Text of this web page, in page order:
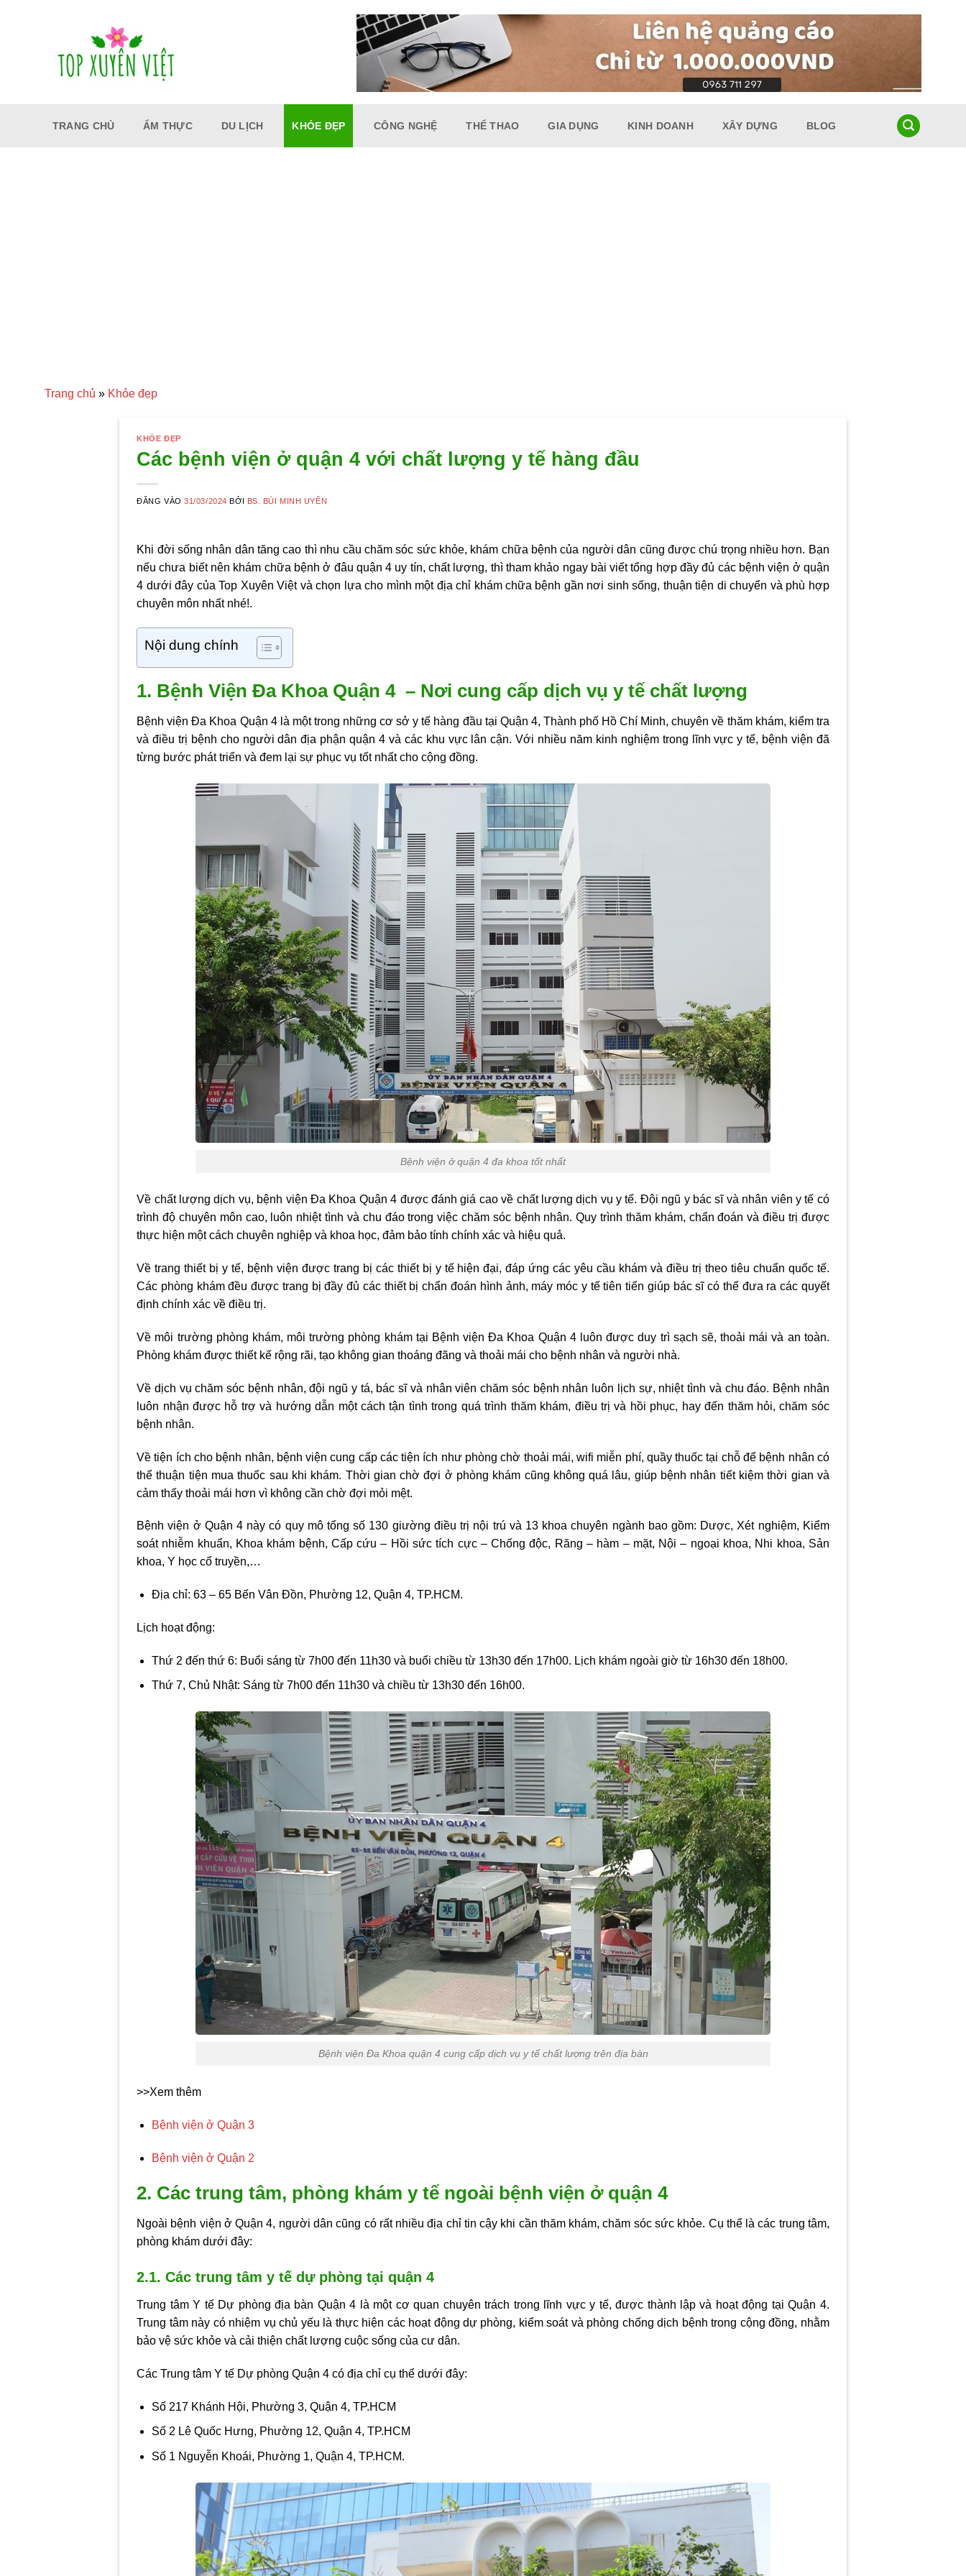
TRANG CHỦ ẨM THỰC DU LỊCH KHỎE ĐẸP CÔNG NGHỆ THỂ THAO GIA DỤNG KINH DOANH XÂY DỰNG BLOG
Trang chủ » Khỏe đẹp
KHỎE ĐẸP
Các bệnh viện ở quận 4 với chất lượng y tế hàng đầu
ĐĂNG VÀO31/03/2024 BỞI BS. BÙI MINH UYÊN
Khi đời sống nhân dân tăng cao thì nhu cầu chăm sóc sức khỏe, khám chữa bệnh của người dân cũng được chú trọng nhiều hơn. Bạn
nếu chưa biết nên khám chữa bệnh ở đâu quận 4 uy tín, chất lượng, thì tham khảo ngay bài viết tổng hợp đầy đủ các bệnh viện ở quận
4 dưới đây củaTop Xuyên Việt và chọn lựa cho mình một địa chỉ khám chữa bệnh gần nơi sinh sống, thuận tiện di chuyển và phù hợp
chuyên môn nhất nhé!.
Nội dung chính
1. Bệnh Viện Đa Khoa Quận 4 – Nơi cung cấp dịch vụ y tế chất lượng
Bệnh viện Đa Khoa Quận 4 là một trong những cơ sở y tế hàng đầu tại Quận 4, Thành phố Hồ Chí Minh, chuyên về thăm khám, kiểm tra
và điều trị bệnh cho người dân địa phận quận 4 và các khu vực lân cận. Với nhiều năm kinh nghiệm trong lĩnh vực y tế, bệnh viện đã
từng bước phát triển và đem lại sự phục vụ tốt nhất cho cộng đồng.
Bệnh viện ở quận 4 đa khoa tốt nhất
Về chất lượng dịch vụ, bệnh viện Đa Khoa Quận 4 được đánh giá cao về chất lượng dịch vụ y tế. Đội ngũ y bác sĩ và nhân viên y tế có
trình độ chuyên môn cao, luôn nhiệt tình và chu đáo trong việc chăm sóc bệnh nhân. Quy trình thăm khám, chẩn đoán và điều trị được
thực hiện một cách chuyên nghiệp và khoa học, đảm bảo tính chính xác và hiệu quả.
Về trang thiết bị y tế, bệnh viện được trang bị các thiết bị y tế hiện đại, đáp ứng các yêu cầu khám và điều trị theo tiêu chuẩn quốc tế.
Các phòng khám đều được trang bị đầy đủ các thiết bị chẩn đoán hình ảnh, máy móc y tế tiên tiến giúp bác sĩ có thể đưa ra các quyết
định chính xác về điều trị.
Về môi trường phòng khám, môi trường phòng khám tại Bệnh viện Đa Khoa Quận 4 luôn được duy trì sạch sẽ, thoải mái và an toàn.
Phòng khám được thiết kế rộng rãi, tạo không gian thoáng đãng và thoải mái cho bệnh nhân và người nhà.
Về dịch vụ chăm sóc bệnh nhân, đội ngũ y tá, bác sĩ và nhân viên chăm sóc bệnh nhân luôn lịch sự, nhiệt tình và chu đáo. Bệnh nhân
luôn nhận được hỗ trợ và hướng dẫn một cách tận tình trong quá trình thăm khám, điều trị và hồi phục, hay đến thăm hỏi, chăm sóc
bệnh nhân.
Về tiện ích cho bệnh nhân, bệnh viện cung cấp các tiện ích như phòng chờ thoải mái, wifi miễn phí, quầy thuốc tại chỗ để bệnh nhân có
thể thuận tiện mua thuốc sau khi khám. Thời gian chờ đợi ở phòng khám cũng không quá lâu, giúp bệnh nhân tiết kiệm thời gian và
cảm thấy thoải mái hơn vì không cần chờ đợi mỏi mệt.
Bệnh viện ở Quận 4 này có quy mô tổng số 130 giường điều trị nội trú và 13 khoa chuyên ngành bao gồm: Dược, Xét nghiệm, Kiểm
soát nhiễm khuẩn, Khoa khám bệnh, Cấp cứu – Hồi sức tích cực – Chống độc, Răng – hàm – mặt, Nội – ngoại khoa, Nhi khoa, Sản
khoa, Y học cổ truyền,…
Địa chỉ: 63 – 65 Bến Vân Đồn, Phường 12, Quận 4, TP.HCM.
Lịch hoạt động:
Thứ 2 đến thứ 6: Buổi sáng từ 7h00 đến 11h30 và buổi chiều từ 13h30 đến 17h00. Lịch khám ngoài giờ từ 16h30 đến 18h00.
Thứ 7, Chủ Nhật: Sáng từ 7h00 đến 11h30 và chiều từ 13h30 đến 16h00.
Bệnh viện Đa Khoa quận 4 cung cấp dịch vụ y tế chất lượng trên địa bàn
>>Xem thêm
Bệnh viện ở Quận 3
Bệnh viện ở Quận 2
2. Các trung tâm, phòng khám y tế ngoài bệnh viện ở quận 4
Ngoài bệnh viện ở Quận 4, người dân cũng có rất nhiều địa chỉ tin cậy khi cần thăm khám, chăm sóc sức khỏe. Cụ thể là các trung tâm,
phòng khám dưới đây:
2.1. Các trung tâm y tế dự phòng tại quận 4
Trung tâm Y tế Dự phòng địa bàn Quận 4 là một cơ quan chuyên trách trong lĩnh vực y tế, được thành lập và hoạt động tại Quận 4.
Trung tâm này có nhiệm vụ chủ yếu là thực hiện các hoạt động dự phòng, kiểm soát và phòng chống dịch bệnh trong cộng đồng, nhằm
bảo vệ sức khỏe và cải thiện chất lượng cuộc sống của cư dân.
Các Trung tâm Y tế Dự phòng Quận 4 có địa chỉ cụ thể dưới đây:
Số 217 Khánh Hội, Phường 3, Quận 4, TP.HCM
Số 2 Lê Quốc Hưng, Phường 12, Quận 4, TP.HCM
Số 1 Nguyễn Khoái, Phường 1, Quận 4, TP.HCM.